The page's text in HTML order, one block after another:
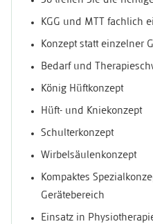
KGG und MTT fachlich
Konzept statt einzelner
Bedarf und
König Hüftkonzept
Hüft- und Kniekonzept
Schulterkonzept
Wirbelsäulenkonzept
Kompaktes
Gerätebereich
Einsatz in